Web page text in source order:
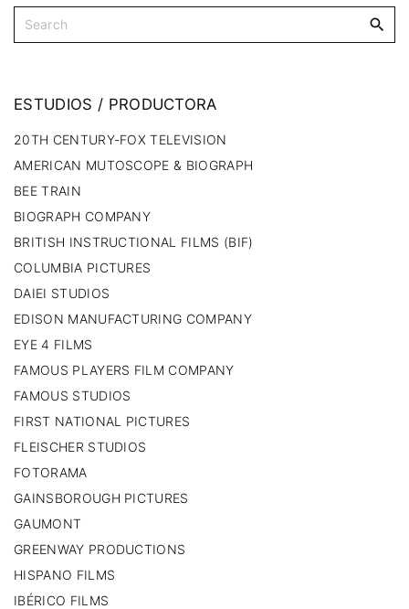
ESTUDIOS / PRODUCTORA
20TH CENTURY-FOX TELEVISION
AMERICAN MUTOSCOPE & BIOGRAPH
BEE TRAIN
BIOGRAPH COMPANY
BRITISH INSTRUCTIONAL FILMS (BIF)
COLUMBIA PICTURES
DAIEI STUDIOS
EDISON MANUFACTURING COMPANY
EYE 4 FILMS
FAMOUS PLAYERS FILM COMPANY
FAMOUS STUDIOS
FIRST NATIONAL PICTURES
FLEISCHER STUDIOS
FOTORAMA
GAINSBOROUGH PICTURES
GAUMONT
GREENWAY PRODUCTIONS
HISPANO FILMS
IBÉRICO FILMS